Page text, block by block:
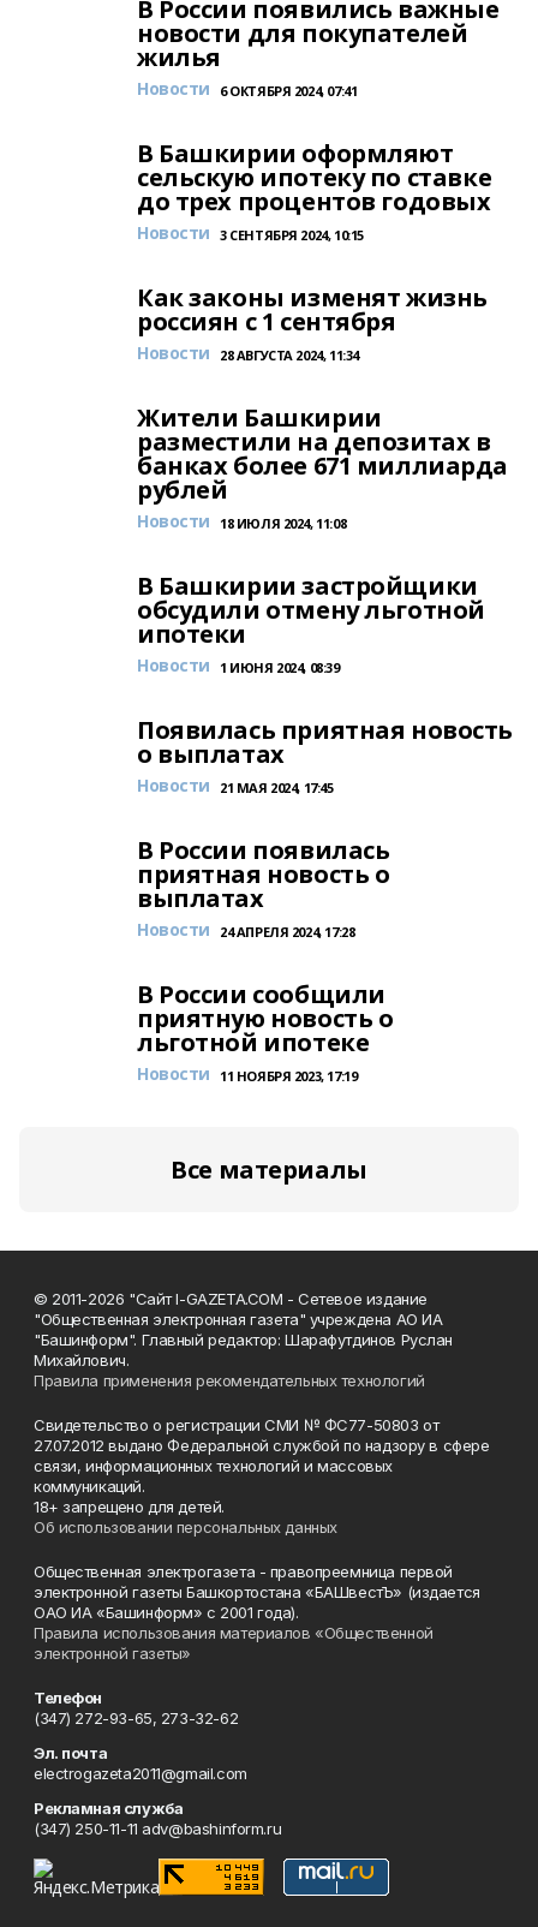
В России появились важные
новости для покупателей
жилья
Новости 6 ОКТЯБРЯ 2024, 07:41
В Башкирии оформляют
сельскую ипотеку по ставке
до трех процентов годовых
Новости 3 СЕНТЯБРЯ 2024, 10:15
Как законы изменят жизнь
россиян с 1 сентября
Новости 28 АВГУСТА 2024, 11:34
Жители Башкирии
разместили на депозитах в
банках более 671 миллиарда
рублей
Новости 18 ИЮЛЯ 2024, 11:08
В Башкирии застройщики
обсудили отмену льготной
ипотеки
Новости 1 ИЮНЯ 2024, 08:39
Появилась приятная новость
о выплатах
Новости 21 МАЯ 2024, 17:45
В России появилась
приятная новость о
выплатах
Новости 24 АПРЕЛЯ 2024, 17:28
В России сообщили
приятную новость о
льготной ипотеке
Новости 11 НОЯБРЯ 2023, 17:19
Все материалы
© 2011-2026 "Сайт I-GAZETA.COM - Сетевое издание
"Общественная электронная газета" учреждена АО ИА
"Башинформ". Главный редактор: Шарафутдинов Руслан
Михайлович.
Правила применения рекомендательных технологий
Свидетельство о регистрации СМИ № ФС77-50803 от
27.07.2012 выдано Федеральной службой по надзору в сфере
связи, информационных технологий и массовых
коммуникаций.
18+ запрещено для детей.
Об использовании персональных данных
Общественная электрогазета - правопреемница первой
электронной газеты Башкортостана «БАШвестЪ» (издается
ОАО ИА «Башинформ» с 2001 года).
Правила использования материалов «Общественной
электронной газеты»
Телефон
(347) 272-93-65, 273-32-62
Эл. почта
electrogazeta2011@gmail.com
Рекламная служба
(347) 250-11-11 adv@bashinform.ru